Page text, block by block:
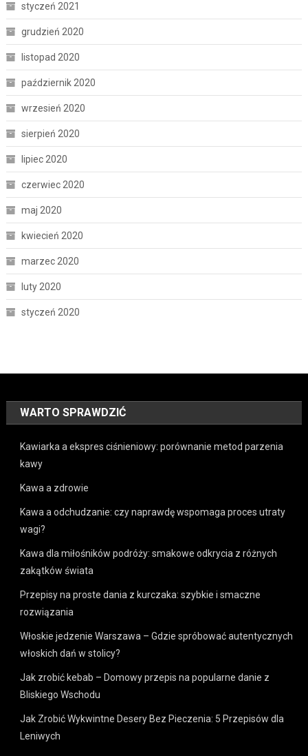
styczeń 2021
grudzień 2020
listopad 2020
październik 2020
wrzesień 2020
sierpień 2020
lipiec 2020
czerwiec 2020
maj 2020
kwiecień 2020
marzec 2020
luty 2020
styczeń 2020
WARTO SPRAWDZIĆ
Kawiarka a ekspres ciśnieniowy: porównanie metod parzenia
kawy
Kawa a zdrowie
Kawa a odchudzanie: czy naprawdę wspomaga proces utraty
wagi?
Kawa dla miłośników podróży: smakowe odkrycia z różnych
zakątków świata
Przepisy na proste dania z kurczaka: szybkie i smaczne
rozwiązania
Włoskie jedzenie Warszawa – Gdzie spróbować autentycznych
włoskich dań w stolicy?
Jak zrobić kebab – Domowy przepis na popularne danie z
Bliskiego Wschodu
Jak Zrobić Wykwintne Desery Bez Pieczenia: 5 Przepisów dla
Leniwych